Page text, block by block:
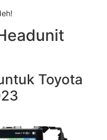
Toyota